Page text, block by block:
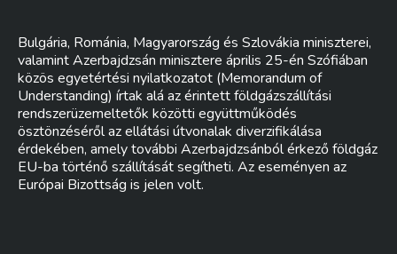
Bulgária, Románia, Magyarország és Szlovákia miniszterei,
valamint Azerbajdzsán minisztere április 25-én Szófiában
közös egyetértési nyilatkozatot (Memorandum of
Understanding) írtak alá az érintett földgázszállítási
rendszerüzemeltetők közötti együttműködés
ösztönzéséről az ellátási útvonalak diverzifikálása
érdekében, amely további Azerbajdzsánból érkező földgáz
EU-ba történő szállítását segítheti. Az eseményen az
Európai Bizottság is jelen volt.